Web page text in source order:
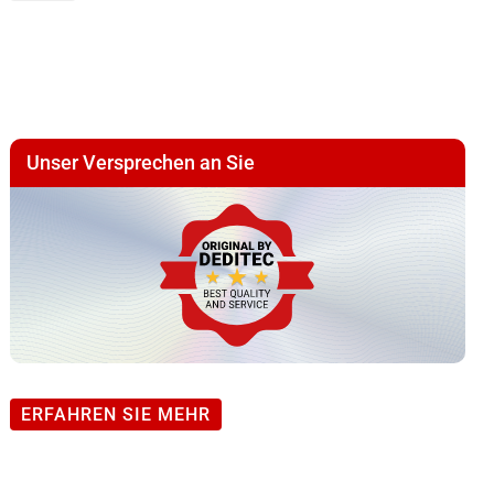
Unser Versprechen an Sie
ERFAHREN SIE MEHR